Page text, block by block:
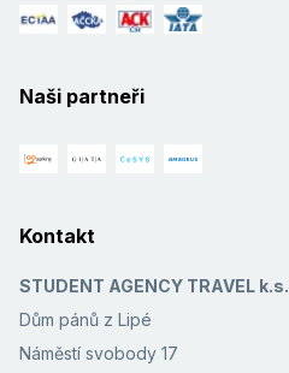
Naši partneři
Kontakt
STUDENT AGENCY TRAVEL k.s.
Dům pánů z Lipé
Náměstí svobody 17